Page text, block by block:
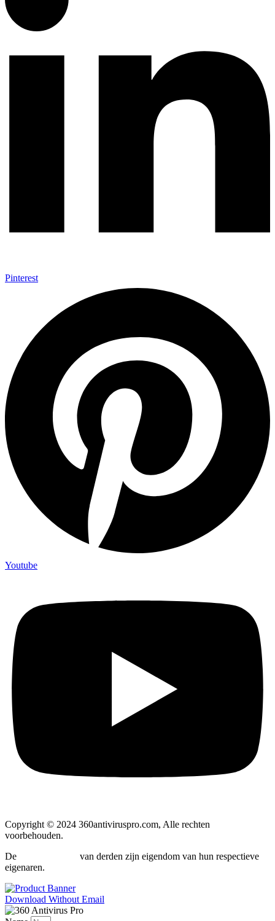
Pinterest
Youtube
Copyright © 2024 360antiviruspro.com, Alle rechten
voorbehouden.
De
van derden zijn eigendom van hun respectieve
eigenaren.
Download Without Email